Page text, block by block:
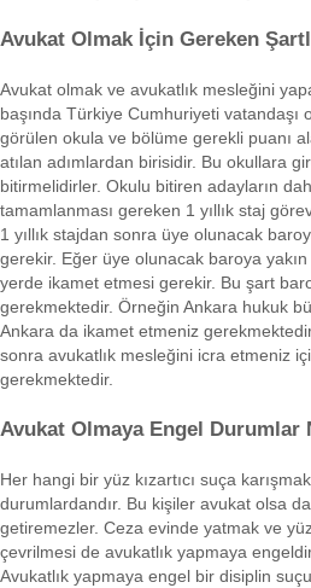
Avukat Olmak İçin Gereken
Avukat olmak ve avukatlık mesleğini
başında Türkiye Cumhuriyeti vatandaşı
görülen okula ve bölüme gerekli puanı
atılan adımlardan birisidir. Bu okullara
bitirmelidirler. Okulu bitiren adayların
tamamlanması gereken 1 yıllık staj
1 yıllık stajdan sonra üye olunacak
gerekir. Eğer üye olunacak baroya
yerde ikamet etmesi gerekir. Bu şart
gerekmektedir. Örneğin Ankara hukuk
Ankara da ikamet etmeniz
sonra avukatlık mesleğini icra etmeniz
gerekmektedir.
Avukat Olmaya Engel Durumlar
Her hangi bir yüz kızartıcı suça
durumlardandır. Bu kişiler avukat olsa
getiremezler. Ceza evinde yatmak ve yüz
çevrilmesi de avukatlık yapmaya
Avukatlık yapmaya engel bir disiplin